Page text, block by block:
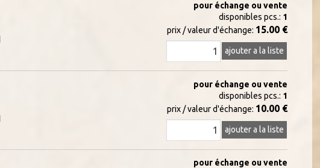
pour échange ou vente
disponibles pcs.: 1
prix / valeur d'échange: 15.00 €
ajouter a la liste
pour échange ou vente
disponibles pcs.: 1
prix / valeur d'échange: 10.00 €
ajouter a la liste
pour échange ou vente